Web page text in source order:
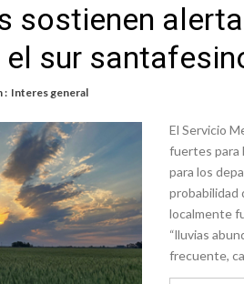
sostienen
sur
: Interes general
El Servicio
fuertes para
para los
probabilidad
localmente
“lluvias
frecuente,